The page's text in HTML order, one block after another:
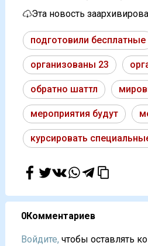
Эта новость
подготовили бесплатные
организованы 23
обратно шаттл
мероприятия будут
курсировать
0Комментариев
Войдите, чтобы оставлять